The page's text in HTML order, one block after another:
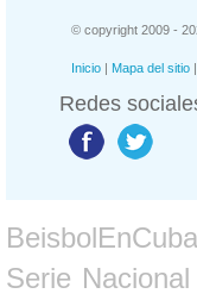
© copyright 2009 -
Inicio | Mapa del sitio |
Redes
Serie